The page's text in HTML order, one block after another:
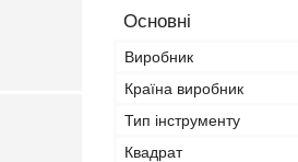
Основні
Виробник
Країна виробник
Тип інструменту
Квадрат